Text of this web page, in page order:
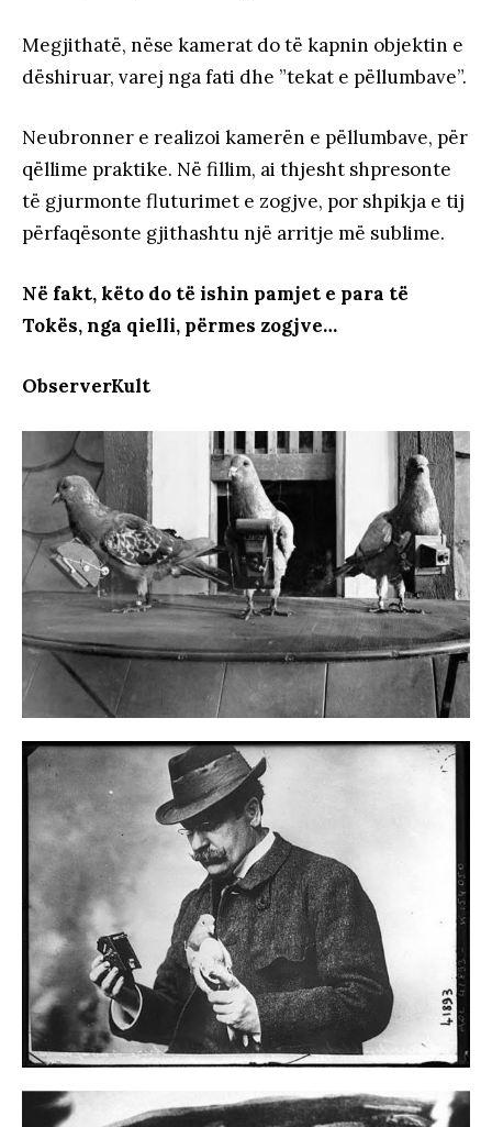
Megjithatë, nëse kamerat do të kapnin objektin e
dëshiruar, varej nga fati dhe ”tekat e pëllumbave”.
Neubronner e realizoi kamerën e pëllumbave, për
qëllime praktike. Në fillim, ai thjesht shpresonte
të gjurmonte fluturimet e zogjve, por shpikja e tij
përfaqësonte gjithashtu një arritje më sublime.
Në fakt, këto do të ishin pamjet e para të
Tokës, nga qielli, përmes zogjve…
ObserverKult